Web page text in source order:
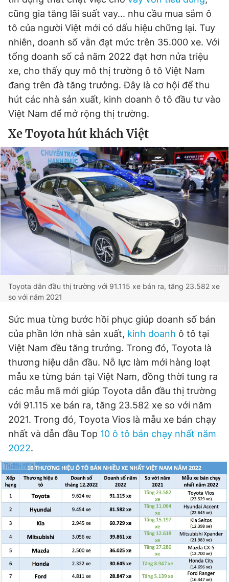
cũng gia tăng lãi suất vay... nhu cầu mua sắm ô
tô của người Việt mới có dấu hiệu chững lại. Tuy
nhiên, doanh số vẫn đạt mức trên 35.000 xe. Với
tổng doanh số cả năm 2022 đạt hơn nửa triệu
xe, cho thấy quy mô thị trường ô tô Việt Nam
đang trên đà tăng trưởng. Đây là cơ hội để thu
hút các nhà sản xuất, kinh doanh ô tô đầu tư vào
Việt Nam để mở rộng thị trường.
Xe Toyota hút khách Việt
Toyota dẫn đầu thị trường với 91.115 xe bán ra, tăng 23.582 xe
so với năm 2021
Sức mua từng bước hồi phục giúp doanh số bán
của phần lớn nhà sản xuất, kinh doanh ô tô tại
Việt Nam đều tăng trưởng. Trong đó, Toyota là
thương hiệu dẫn đầu. Nỗ lực làm mới hàng loạt
mẫu xe từng bán tại Việt Nam, đồng thời tung ra
các mẫu mã mới giúp Toyota dẫn đầu thị trường
với 91.115 xe bán ra, tăng 23.582 xe so với năm
2021. Trong đó, Toyota Vios là mẫu xe bán chạy
nhất và dẫn đầu Top 10 ô tô bán chạy nhất năm
2022.